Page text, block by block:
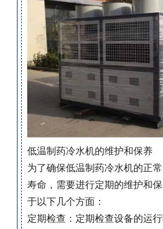
低温制药冷水机的维护和保养
为了确保低温制药冷水机的正
寿命，需要进行定期的维护和
于以下几个方面：
定期检查：定期检查设备的运